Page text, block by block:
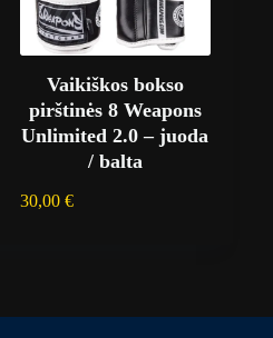
Vaikiškos bokso
pirštinės 8 Weapons
Unlimited 2.0 – juoda
/ balta
30,00 €